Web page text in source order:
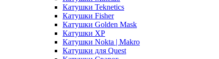
Катушки Teknetics
Катушки Fisher
Катушки Golden Mask
Катушки XP
Катушки Nokta | Makro
Катушки для Quest